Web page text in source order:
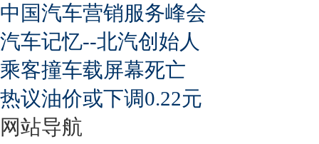
中国汽车营销服务峰会
汽车记忆--北汽创始人
乘客撞车载屏幕死亡
热议油价或下调0.22元
网站导航